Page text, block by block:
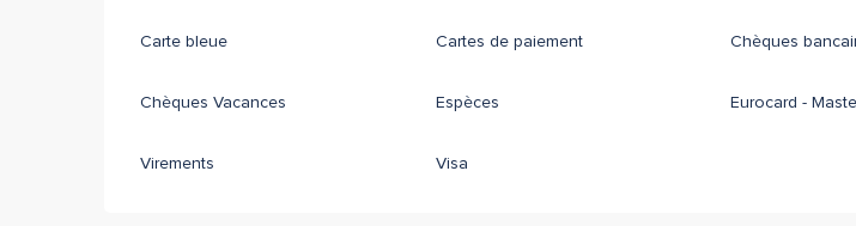
Carte bleue Cartes de paiement Chèques
Chèques Vacances Espèces Eurocard -
Virements Visa